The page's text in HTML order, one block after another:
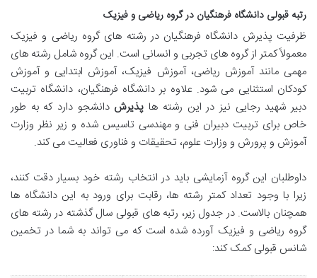
رتبه قبولی دانشگاه فرهنگیان در گروه ریاضی و فیزیک
ظرفیت پذیرش دانشگاه فرهنگیان در رشته های گروه ریاضی و فیزیک
معمولاً کمتر از گروه های تجربی و انسانی است. این گروه شامل رشته های
مهمی مانند آموزش ریاضی، آموزش فیزیک، آموزش ابتدایی و آموزش
کودکان استثنایی می شود. علاوه بر دانشگاه فرهنگیان، دانشگاه تربیت
دبیر شهید رجایی نیز در این رشته ها پذیرش دانشجو دارد که به طور
خاص برای تربیت دبیران فنی و مهندسی تاسیس شده و زیر نظر وزارت
آموزش و پرورش و وزارت علوم، تحقیقات و فناوری فعالیت می کند.
داوطلبان این گروه آزمایشی باید در انتخاب رشته خود بسیار دقت کنند،
زیرا با وجود تعداد کمتر رشته ها، رقابت برای ورود به این دانشگاه ها
همچنان بالاست. در جدول زیر، رتبه های قبولی سال گذشته در رشته های
گروه ریاضی و فیزیک آورده شده است که می تواند به شما در تخمین
شانس قبولی کمک کند: